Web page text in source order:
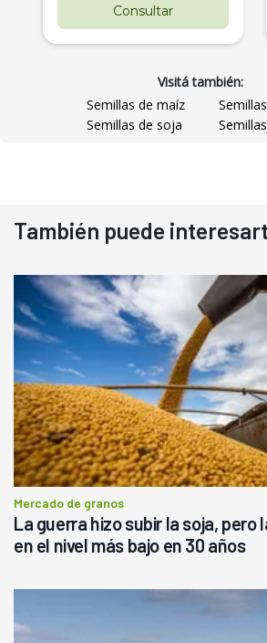
Consultar
Visitá también:
Semillas de maíz
Semillas de soja
También puede
Mercado de granos
La guerra hizo subir la soja, pero
en el nivel más bajo en 30 años